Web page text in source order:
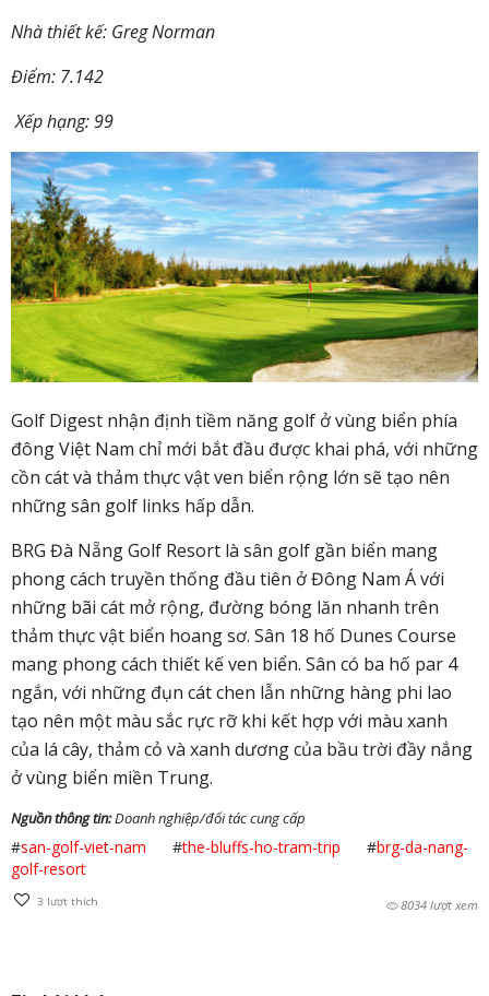
Nhà thiết kế: Greg Norman
Điểm: 7.142
Xếp hạng: 99
Golf Digest nhận định tiềm năng golf ở vùng biển phía
đông Việt Nam chỉ mới bắt đầu được khai phá, với những
cồn cát và thảm thực vật ven biển rộng lớn sẽ tạo nên
những sân golf links hấp dẫn.
BRG Đà Nẵng Golf Resort là sân golf gần biển mang
phong cách truyền thống đầu tiên ở Đông Nam Á với
những bãi cát mở rộng, đường bóng lăn nhanh trên
thảm thực vật biển hoang sơ. Sân 18 hố Dunes Course
mang phong cách thiết kế ven biển. Sân có ba hố par 4
ngắn, với những đụn cát chen lẫn những hàng phi lao
tạo nên một màu sắc rực rỡ khi kết hợp với màu xanh
của lá cây, thảm cỏ và xanh dương của bầu trời đầy nắng
ở vùng biển miền Trung.
Nguồn thông tin:Doanh nghiệp/đối tác cung cấp
#san-golf-viet-nam #the-bluffs-ho-tram-trip #brg-da-nang-
golf-resort
3 lượt thích 8034 lượt xem